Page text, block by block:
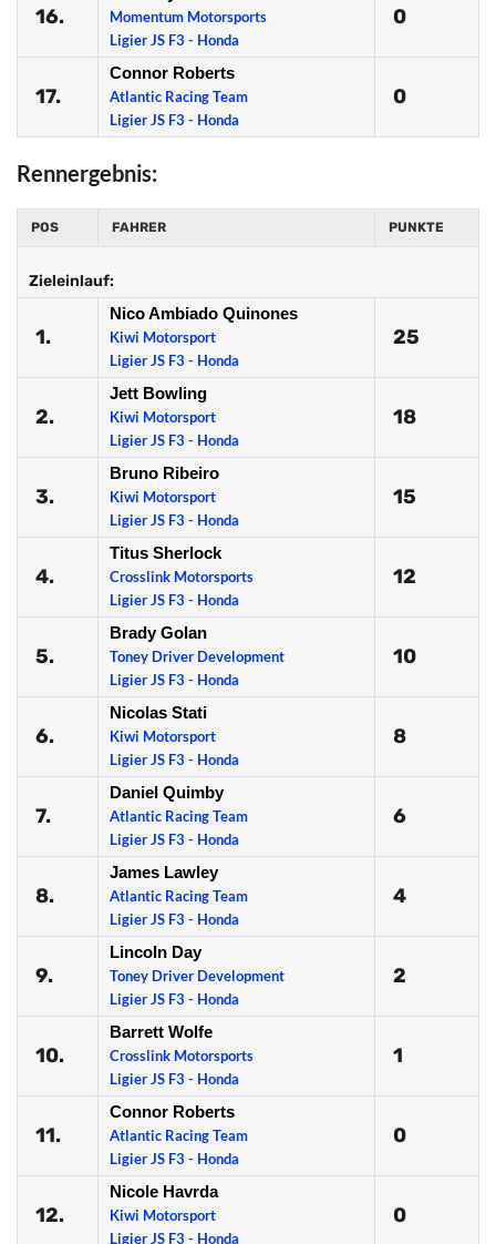
16.
Momentum Motorsports
Ligier JS F3 - Honda
0
17.
Connor Roberts
Atlantic Racing Team
Ligier JS F3 - Honda
0
Rennergebnis:
POS FAHRER PUNKTE
Zieleinlauf:
1.
Nico Ambiado Quinones
Kiwi Motorsport
Ligier JS F3 - Honda
25
2.
Jett Bowling
Kiwi Motorsport
Ligier JS F3 - Honda
18
3.
Bruno Ribeiro
Kiwi Motorsport
Ligier JS F3 - Honda
15
4.
Titus Sherlock
Crosslink Motorsports
Ligier JS F3 - Honda
12
5.
Brady Golan
Toney Driver Development
Ligier JS F3 - Honda
10
6.
Nicolas Stati
Kiwi Motorsport
Ligier JS F3 - Honda
8
7.
Daniel Quimby
Atlantic Racing Team
Ligier JS F3 - Honda
6
8.
James Lawley
Atlantic Racing Team
Ligier JS F3 - Honda
4
9.
Lincoln Day
Toney Driver Development
Ligier JS F3 - Honda
2
10.
Barrett Wolfe
Crosslink Motorsports
Ligier JS F3 - Honda
1
11.
Connor Roberts
Atlantic Racing Team
Ligier JS F3 - Honda
0
12.
Nicole Havrda
Kiwi Motorsport
Ligier JS F3 - Honda
0